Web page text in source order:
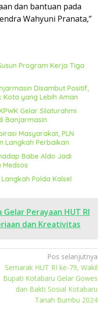
dan bantuan pada
Wahyuni Pranata,”
Program Kerja Tiga
Disambut Positif,
Kota yang Lebih Aman
Gelar Silaturahmi
Banjarmasin
Masyarakat, PLN
Langkah Perbaikan
Babe Aldo Jadi
Medsos
Polda Kalsel
Perayaan HUT RI
dan Kreativitas
Pos selanjutnya
Semarak HUT RI ke-79, Wakil
Bupati Kotabaru Gelar Gowes
dan Bakti Sosial Kotabaru
Tanah Bumbu 2024